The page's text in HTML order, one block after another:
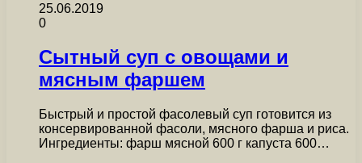
25.06.2019
0
Сытный суп с овощами и
мясным фаршем
Быстрый и простой фасолевый суп готовится из
консервированной фасоли, мясного фарша и риса.
Ингредиенты: фарш мясной 600 г капуста 600…